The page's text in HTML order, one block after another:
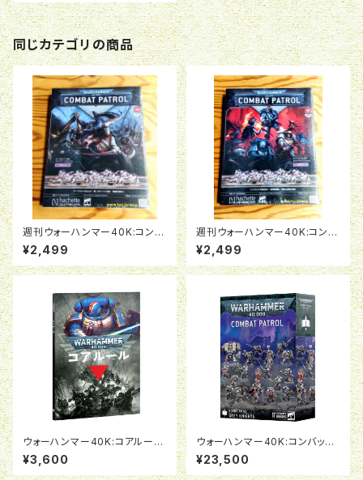
同じカテゴリの商品
週刊ウォーハンマー40K:コンバ
ットパトロール08号
¥2,499
週刊ウォーハンマー40K:コンバ
ットパトロール07号
¥2,499
ウォーハンマー40K:コアルール
（日本語版）
¥3,600
ウォーハンマー40K:コンバット
パトロール:グレイナイト
¥23,500